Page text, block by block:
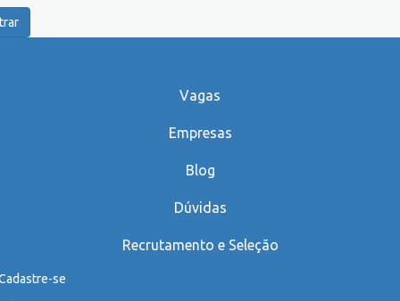
Vagas
Empresas
Blog
Dúvidas
Recrutamento e Seleção
se